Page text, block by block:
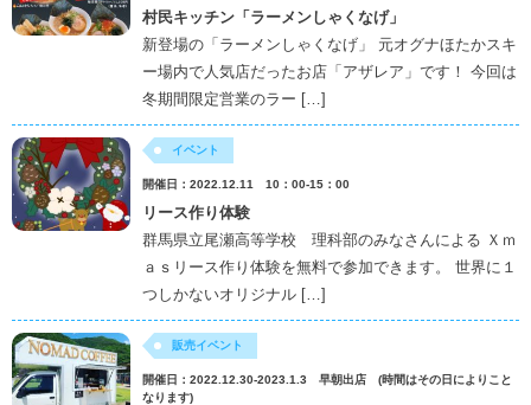
村民キッチン「ラーメンしゃくなげ」
新登場の「ラーメンしゃくなげ」 元オグナほたかスキ
ー場内で人気店だったお店「アザレア」です！ 今回は
冬期間限定営業のラー […]
イベント
開催日：2022.12.11 10：00-15：00
リース作り体験
群馬県立尾瀬高等学校 理科部のみなさんによる Ｘｍ
ａｓリース作り体験を無料で参加できます。 世界に１
つしかないオリジナル […]
販売イベント
開催日：2022.12.30-2023.1.3 早朝出店 (時間はその日によりこと
なります)